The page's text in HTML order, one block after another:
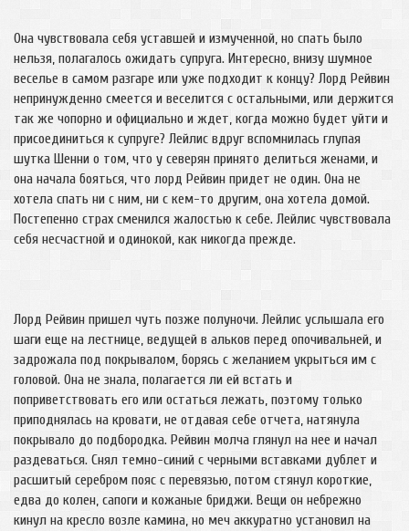
Она чувствовала себя уставшей и измученной, но спать было
нельзя, полагалось ожидать супруга. Интересно, внизу шумное
веселье в самом разгаре или уже подходит к концу? Лорд Рейвин
непринужденно смеется и веселится с остальными, или держится
так же чопорно и официально и ждет, когда можно будет уйти и
присоединиться к супруге? Лейлис вдруг вспомнилась глупая
шутка Шенни о том, что у северян принято делиться женами, и
она начала бояться, что лорд Рейвин придет не один. Она не
хотела спать ни с ним, ни с кем-то другим, она хотела домой.
Постепенно страх сменился жалостью к себе. Лейлис чувствовала
себя несчастной и одинокой, как никогда прежде.
Лорд Рейвин пришел чуть позже полуночи. Лейлис услышала его
шаги еще на лестнице, ведущей в альков перед опочивальней, и
задрожала под покрывалом, борясь с желанием укрыться им с
головой. Она не знала, полагается ли ей встать и
поприветствовать его или остаться лежать, поэтому только
приподнялась на кровати, не отдавая себе отчета, натянула
покрывало до подбородка. Рейвин молча глянул на нее и начал
раздеваться. Снял темно-синий с черными вставками дублет и
расшитый серебром пояс с перевязью, потом стянул короткие,
едва до колен, сапоги и кожаные бриджи. Вещи он небрежно
кинул на кресло возле камина, но меч аккуратно установил на